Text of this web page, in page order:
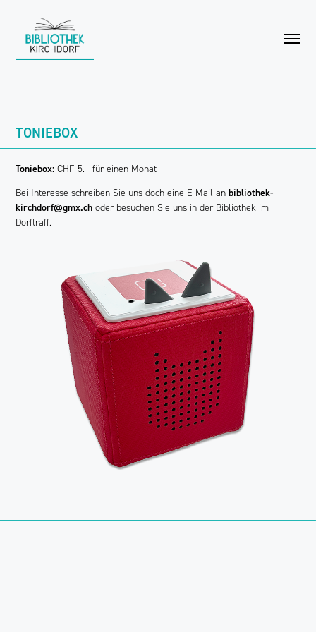
TONIEBOX
Toniebox: CHF 5.– für einen Monat
Bei Interesse schreiben Sie uns doch eine E-Mail anbibliothek-
kirchdorf@gmx.choder besuchen Sie uns in der Bibliothek im
Dorfträff.